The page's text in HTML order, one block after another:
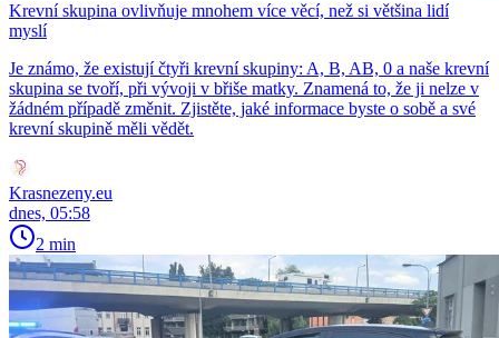
Krevní skupina ovlivňuje mnohem více věcí, než si většina lidí
myslí
Je známo, že existují čtyři krevní skupiny: A, B, AB, 0 a naše krevní
skupina se tvoří, při vývoji v břiše matky. Znamená to, že ji nelze v
žádném případě změnit. Zjistěte, jaké informace byste o sobě a své
krevní skupině měli vědět.
Krasnezeny.eu
dnes, 05:58
2 min